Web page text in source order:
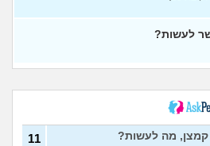
עצות
14
עצות
לעשות?
מה לעשות? 11